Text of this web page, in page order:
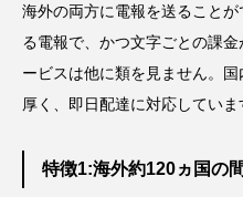
海外の両方に電報を送ること
る電報で、かつ文字ごとの課
ービスは他に類を見ません。
厚く、即日配達に対応していま
特徴1:海外約120ヵ国の